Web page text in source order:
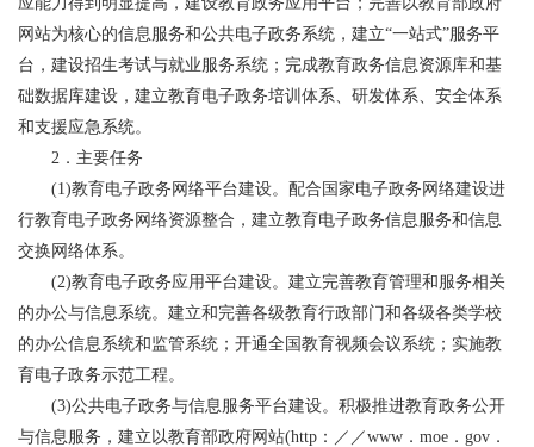
网站为核心的信息服务和公共电子政务系统，建立“一站式”服务平
台，建设招生考试与就业服务系统；完成教育政务信息资源库和基
础数据库建设，建立教育电子政务培训体系、研发体系、安全体系
和支援应急系统。
2．主要任务
(1)教育电子政务网络平台建设。配合国家电子政务网络建设进
行教育电子政务网络资源整合，建立教育电子政务信息服务和信息
交换网络体系。
(2)教育电子政务应用平台建设。建立完善教育管理和服务相关
的办公与信息系统。建立和完善各级教育行政部门和各级各类学校
的办公信息系统和监管系统；开通全国教育视频会议系统；实施教
育电子政务示范工程。
(3)公共电子政务与信息服务平台建设。积极推进教育政务公开
与信息服务，建立以教育部政府网站(http：／／www．moe．gov．